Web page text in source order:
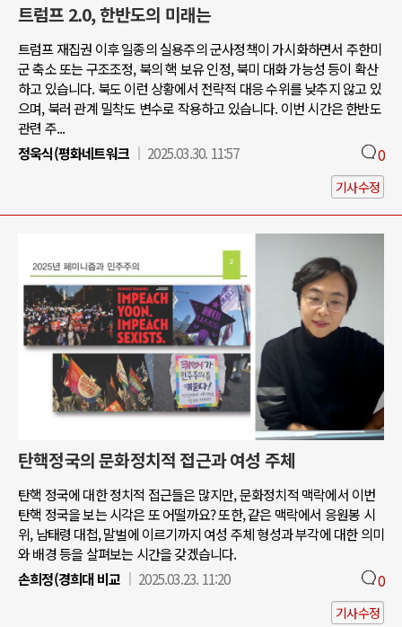
트럼프 2.0, 한반도의 미래는
트럼프 재집권 이후 일종의 실용주의 군사정책이 가시화하면서 주한미
군 축소 또는 구조조정, 북의 핵 보유 인정, 북미 대화 가능성 등이 확산
하고 있습니다. 북도 이런 상황에서 전략적 대응 수위를 낮추지 않고 있
으며, 북러 관계 밀착도 변수로 작용하고 있습니다. 이번 시간은 한반도
관련 주...
정욱식(평화네트워크
2025.03.30. 11:57 0
기사수정
탄핵정국의 문화정치적 접근과 여성 주체
탄핵 정국에 대한 정치적 접근들은 많지만, 문화정치적 맥락에서 이번
탄핵 정국을 보는 시각은 또 어떨까요? 또한, 같은 맥락에서 응원봉 시
위, 남태령 대첩, 말벌에 이르기까지 여성 주체 형성과 부각에 대한 의미
와 배경 등을 살펴보는 시간을 갖겠습니다.
손희정(경희대 비교
2025.03.23. 11:20 0
기사수정